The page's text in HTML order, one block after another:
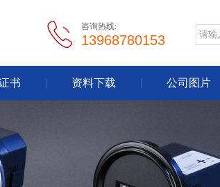
咨询热线:
13968780153
书 资料下载 公司图片